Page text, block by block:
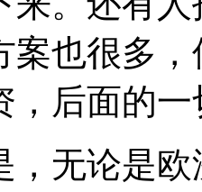
案也很多
，后面的
，无论是